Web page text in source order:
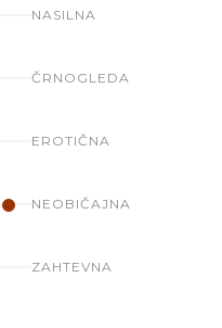
NASILNA
ČRNOGLEDA
EROTIČNA
NEOBIČAJNA
ZAHTEVNA